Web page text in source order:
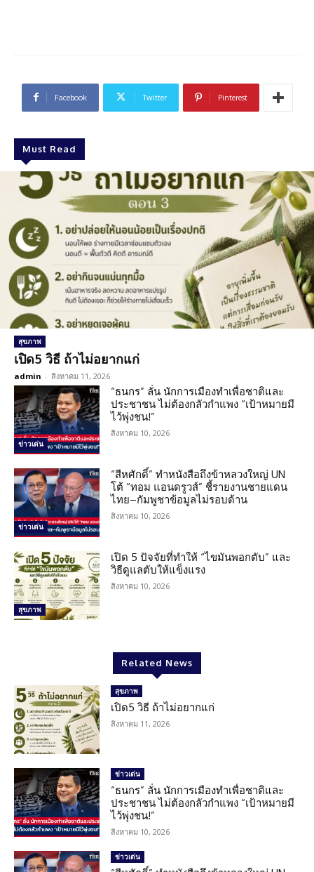
Facebook Twitter Pinterest
Must Read
สุขภาพ
เปิด5 วิธี ถ้าไม่อยากแก่
admin - สิงหาคม 11, 2026
ข่าวเด่น
“ธนกร” ลั่น นักการเมืองทำเพื่อชาติและ
ประชาชน ไม่ต้องกลัวกำแพง “เป้าหมายมี
ไว้พุ่งชน!”
สิงหาคม 10, 2026
ข่าวเด่น
“สีหศักดิ์” ทำหนังสือถึงข้าหลวงใหญ่ UN
โต้ “ทอม แอนดรูวส์” ชี้รายงานชายแดน
ไทย–กัมพูชาข้อมูลไม่รอบด้าน
สิงหาคม 10, 2026
สุขภาพ
เปิด 5 ปัจจัยที่ทำให้ “ไขมันพอกตับ” และ
วิธีดูแลตับให้แข็งแรง
สิงหาคม 10, 2026
Related News
สุขภาพ
เปิด5 วิธี ถ้าไม่อยากแก่
สิงหาคม 11, 2026
ข่าวเด่น
“ธนกร” ลั่น นักการเมืองทำเพื่อชาติและ
ประชาชน ไม่ต้องกลัวกำแพง “เป้าหมายมี
ไว้พุ่งชน!”
สิงหาคม 10, 2026
ข่าวเด่น